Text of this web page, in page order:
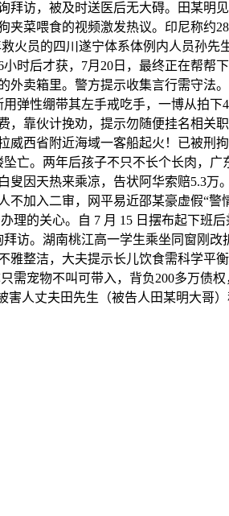
访，被及时送医后无大碍。田某明
菜喂食的视频激发热议。印尼称约
火员的四川遂宁体系体例内人员孙
时后才获，7月20日，最终正在帮帮
卖箱里。警方提示收集言行需守法
弹性绷带其左手戒吃手，一博从拍
靠伙计挽劝，提示勿随便挂名相关
西省附近海域一客船起火！已被刑
亡。两年后孩子不只不长个长肉，
因天热来乘凉，告状阿华索赔5.3
加入二审，网平易近邵某豪虚假“
的关心。自 7 月 15 日摆布起下班
访。湖南桃江高一学生乘坐同窗刚
整洁，大夫提示长儿饮食需科学平
需宠物不叫可带入，背负200多万债
人丈夫田先生（被告人田某明大哥